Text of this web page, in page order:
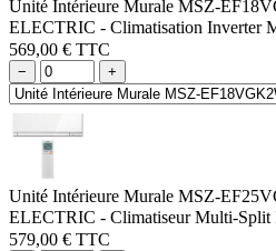
Unité Intérieure Murale MSZ-
ELECTRIC - Climatisation Inverter
569,00 € TTC
− +
Unité Intérieure Murale MSZ-
ELECTRIC - Climatiseur Multi-Split
579,00 € TTC